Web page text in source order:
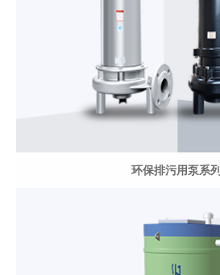
环保排污用泵系列